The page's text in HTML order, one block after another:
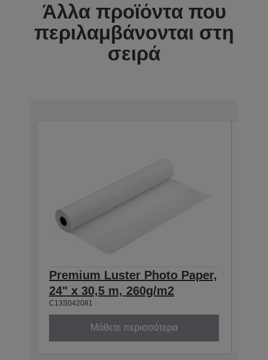
Άλλα προϊόντα που
περιλαμβάνονται στη
σειρά
Premium Luster Photo Paper,
24" x 30,5 m, 260g/m2
C13S042081
Μάθετε περισσότερα